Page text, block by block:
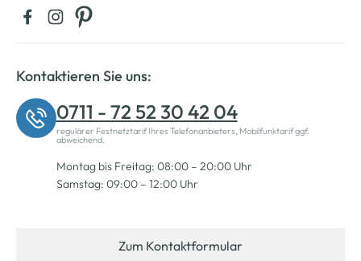
Kontaktieren Sie uns:
0711 - 72 52 30 42 04
regulärer Festnetztarif Ihres Telefonanbieters, Mobilfunktarif ggf.
abweichend.
Montag bis Freitag: 08:00 – 20:00 Uhr
Samstag: 09:00 – 12:00 Uhr
Zum Kontaktformular